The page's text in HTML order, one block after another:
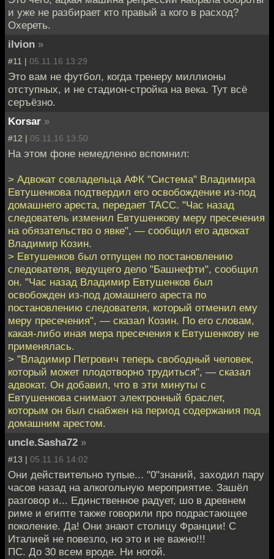
и уже не разбирает кто правый а кого в расход?
Охереть.
ilvion »
#11 | 05.11.16 13:29
Это вам не футбол, когда тренеру миллионы
отступных, и не стадион-стройка на века. Тут всё
серъёзно.
Korsar »
#12 | 05.11.16 13:50
На этом фоне немедленно вспомнил:
> Адвокат совладельца АФК "Система" Владимира
Евтушенкова подтвердил его освобождение из-под
домашнего ареста, передает ТАСС. "Час назад
следователь изменил Евтушенкову меру пресечения
на обязательство о явке", — сообщил его адвокат
Владимир Козин.
> Евтушенков был отпущен по постановлению
следователя, ведущего дело "Башнефти", сообщил
он. "Час назад Владимир Евтушенков был
освобожден из-под домашнего ареста по
постановлению следователя, который отменил ему
меру пресечения", — сказал Козин. По его словам,
какая-либо иная мера пресечения к Евтушенкову не
применялась.
> "Владимир Петрович теперь свободный человек,
который может плодотворно трудиться", — сказал
адвокат. Он добавил, что в эти минуты с
Евтушенкова снимают электронный браслет,
которым он был снабжен на период содержания под
домашним арестом.
uncle.Sasha72 »
#13 | 05.11.16 14:02
Они действительно тупые... "0"знаний, заходил пару
часов назад на алкогольную мероприятие. Зашёл
разговор и... Единственное радует, шо в древнем
риме и египте также говорили про подрастающее
поколение. Да! Они знают столицу Франции! С
Италией не повезло, но это и не важно!!!
ПС. До 30 всем вроде. Ни ногой.